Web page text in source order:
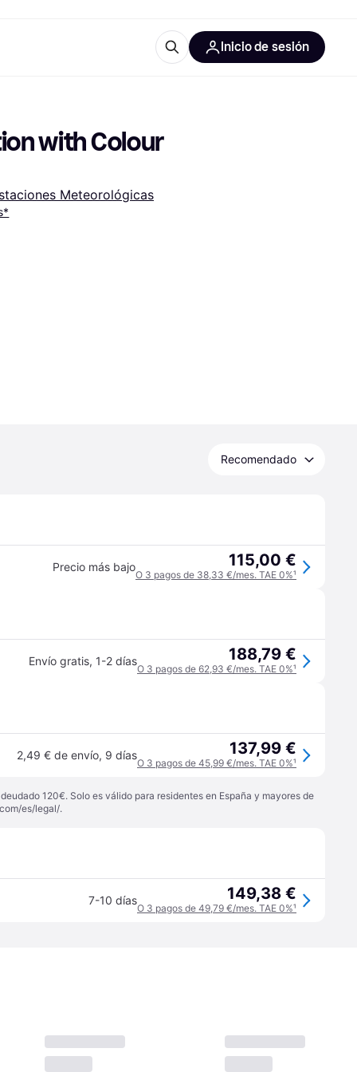
Inicio de sesión
with Colour
Meteorológicas
Recomendado
Precio más bajo 115,00 €
O 3 pagos de 38,33 €/mes. TAE 0%¹
Envío gratis, 1-2 días 188,79 €
O 3 pagos de 62,93 €/mes. TAE 0%¹
2,49 € de envío, 9 días 137,99 €
O 3 pagos de 45,99 €/mes. TAE 0%¹
120€. Solo es válido para residentes en España y mayores de
es/legal/.
7-10 días 149,38 €
O 3 pagos de 49,79 €/mes. TAE 0%¹